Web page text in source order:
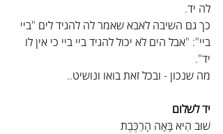
לה יד.
כך גם השיבה לאבא שאמר לה להגיד לים "ביי
ביי": "אבל הים לא יכול להגיד ביי ביי כי אין לו
יד".
מה שנכון - ובכל זאת בואו ונושיט..
יד לשלום
שׁוּב הִיא בָּאָה הָרַכֶּבֶת